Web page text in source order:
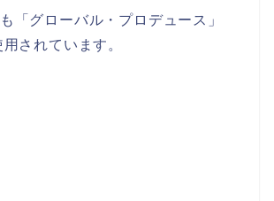
「グローバル・プロデュース」
されています。